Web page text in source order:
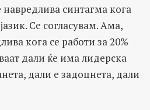
навредлива синтагма кога
Се согласувам. Ама,
кога се работи за 20%
дали ќе има лидерска
дали е задоцнета, дали